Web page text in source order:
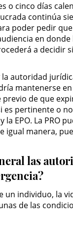
o cinco días
continúa
pedir
en
a
autoridad
mantenerse
de que
pertinente o
EPO. La PRO
manera,
las
individuo, la
de las